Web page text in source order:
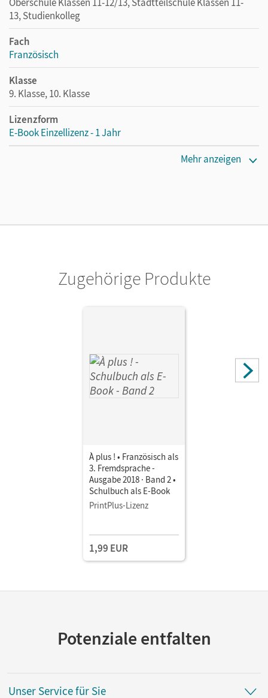
13, Studienkolleg
Fach
Französisch
Klasse
9. Klasse, 10. Klasse
Lizenzform
E-Book Einzellizenz - 1 Jahr
Privatpersonen, die nur mit dem E-Book arbeiten.
Mehr anzeigen
Zugehörige Produkte
À plus ! • Französisch als
3. Fremdsprache -
Ausgabe 2018 · Band 2 •
Schulbuch als E-Book
PrintPlus-Lizenz
1,99 EUR
Potenziale entfalten
Unser Service für Sie